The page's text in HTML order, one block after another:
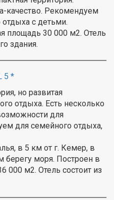
качество. Рекомендуем
с детьми.
площадь 30 000 м2. Отель
здания.
5 *
но развитая
отдыха. Есть несколько
для
для семейного отдыха,
в 5 км от г. Кемер, в
моря. Построен в
000 м2. Отель состоит из